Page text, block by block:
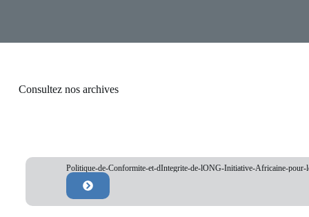
Consultez nos archives
Politique-de-Conformite-et-dIntegrite-de-lONG-Initiative-Africaine-